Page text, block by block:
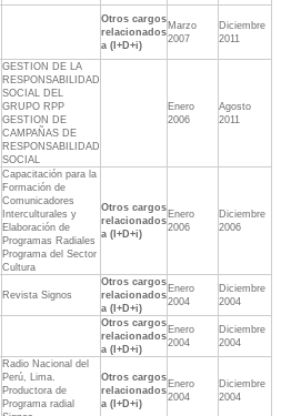
Otros cargos
relacionados
a (I+D+i)
Marzo
2007
Diciembre
2011
GESTION DE LA
RESPONSABILIDAD
SOCIAL DEL
GRUPO RPP
GESTION DE
CAMPAÑAS DE
RESPONSABILIDAD
SOCIAL
Enero
2006
Agosto
2011
Capacitación para la
Formación de
Comunicadores
Interculturales y
Elaboración de
Programas Radiales 
Programa del Sector
Cultura
Otros cargos
relacionados
a (I+D+i)
Enero
2006
Diciembre
2006
Revista Signos
Otros cargos
relacionados
a (I+D+i)
Enero
2004
Diciembre
2004
Otros cargos
relacionados
a (I+D+i)
Enero
2004
Diciembre
2004
Radio Nacional del
Perú, Lima.
Productora de
Programa radial
Otros cargos
relacionados
a (I+D+i)
Enero
2004
Diciembre
2004